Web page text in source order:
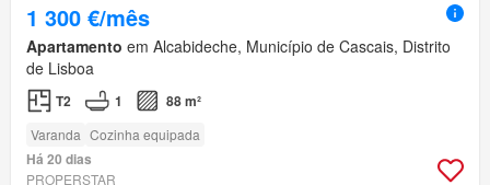
1 300 €/mês
Apartamento em Alcabideche, Município de Cascais, Distrito
de Lisboa
T2 1 88 m²
Varanda Cozinha equipada
Há 20 dias
PROPERSTAR